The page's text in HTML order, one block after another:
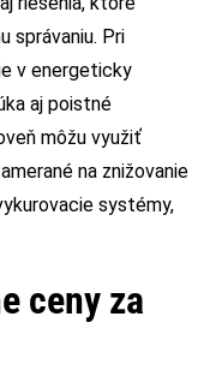
správaniu. Pri
v energeticky
aj poistné
môžu využiť
na znižovanie
systémy,
ceny za